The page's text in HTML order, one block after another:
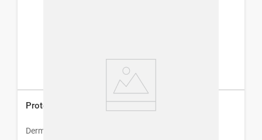
Protector Solar Labial Dermaglós Fps 50 x 3.4 g
Dermaglós